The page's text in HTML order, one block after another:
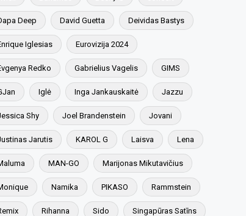
Deep David Guetta Deividas Bastys
Iglesias Eurovizija 2024
Redko Gabrielius Vagelis GIMS
Iglė Inga Jankauskaitė Jazzu
Shy Joel Brandenstein Jovani
Jarutis KAROL G Laisva Lena
MAN-GO Marijonas Mikutavičius
Namika PIKASO Rammstein
Rihanna Sido Singapūras Satīns